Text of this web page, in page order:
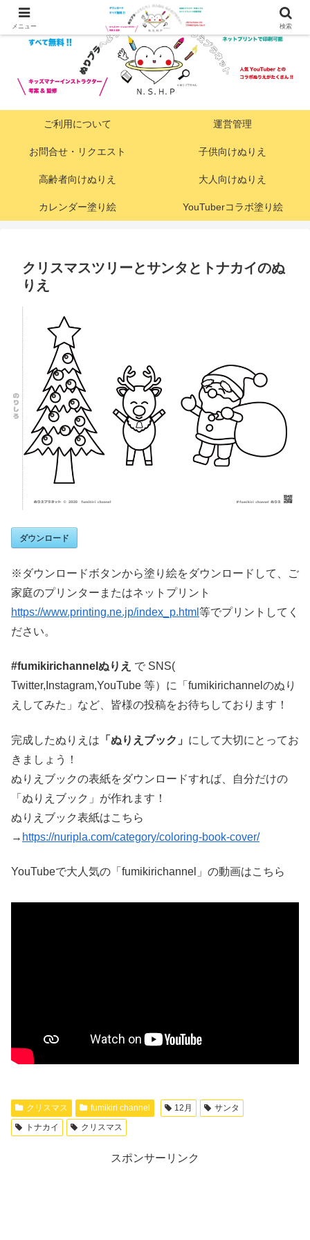
ご利用について 運営管理
お問合せ・リクエスト 子供向けぬりえ
高齢者向けぬりえ 大人向けぬりえ
カレンダー塗り絵 YouTuberコラボ塗り絵
クリスマスツリーとサンタとトナカイのぬ
りえ
ダウンロード
※ダウンロードボタンから塗り絵をダウンロードして、ご
家庭のプリンターまたはネットプリント
https://www.printing.ne.jp/index_p.html 等でプリントしてく
ださい。
#fumikirichannelぬりえ で SNS(
Twitter,Instagram,YouTube 等）に「fumikirichannelのぬり
えしてみた」など、皆様の投稿をお待ちしております！
完成したぬりえは 「ぬりえブック」 にして大切にとってお
きましょう！
ぬりえブックの表紙をダウンロードすれば、自分だけの
「ぬりえブック」が作れます！
ぬりえブック表紙はこちら
→ https://nuripla.com/category/coloring-book-cover/
YouTubeで大人気の「fumikirichannel」の動画はこちら
クリスマス fumikiri channel 12月
サンタ
トナカイ
クリスマス
スポンサーリンク
メニュー 検索